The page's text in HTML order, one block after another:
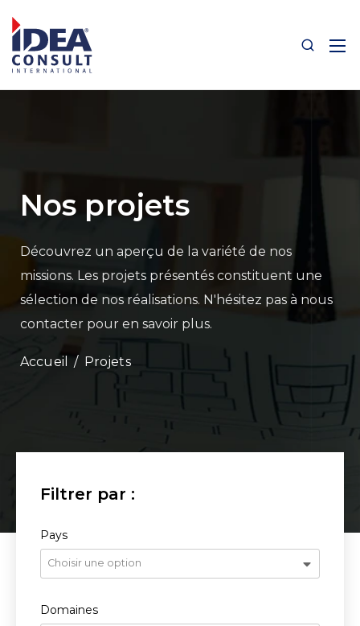
Nos projets
Découvrez un aperçu de la variété de nos
missions. Les projets présentés constituent une
sélection de nos réalisations. N'hésitez pas à nous
contacter pour en savoir plus.
/ Projets
Pays
Choisir une option
Domaines